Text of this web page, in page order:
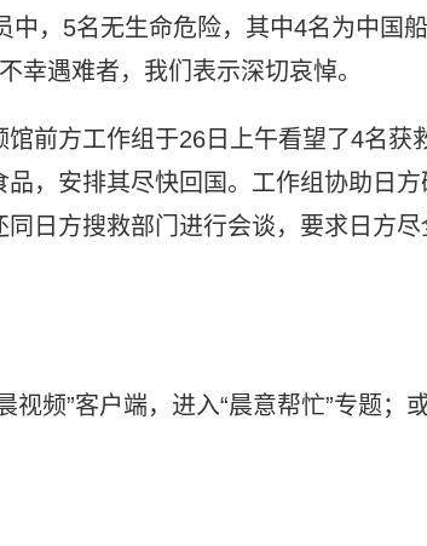
中，5名无生命危险，其中4名为中国
幸遇难者，我们表示深切哀悼。
前方工作组于26日上午看望了4名获
，安排其尽快回国。工作组协助日
日方搜救部门进行会谈，要求日方
视频”客户端，进入“晨意帮忙”专题；